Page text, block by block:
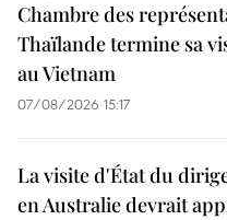
Chambre des
Thaïlande termine sa
au Vietnam
07/08/2026 15:17
La visite d'État du
en Australie devrait